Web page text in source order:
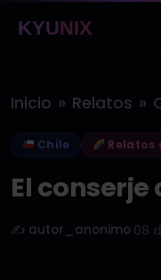
KYUNIX
Inicio » Relatos »
Chile Relatos
El
✍️ autor_anonimo 08